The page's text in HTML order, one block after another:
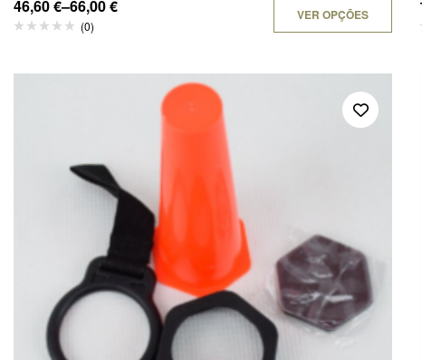
46,60€–66,00€
(0)
VER OPÇÕES